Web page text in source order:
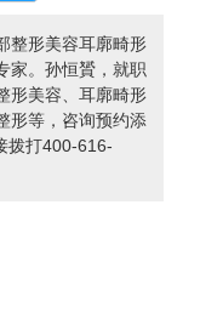
整形美容耳廓畸形
家。孙恒贇，就职
形美容、耳廓畸形
形等，咨询预约添
拨打400-616-